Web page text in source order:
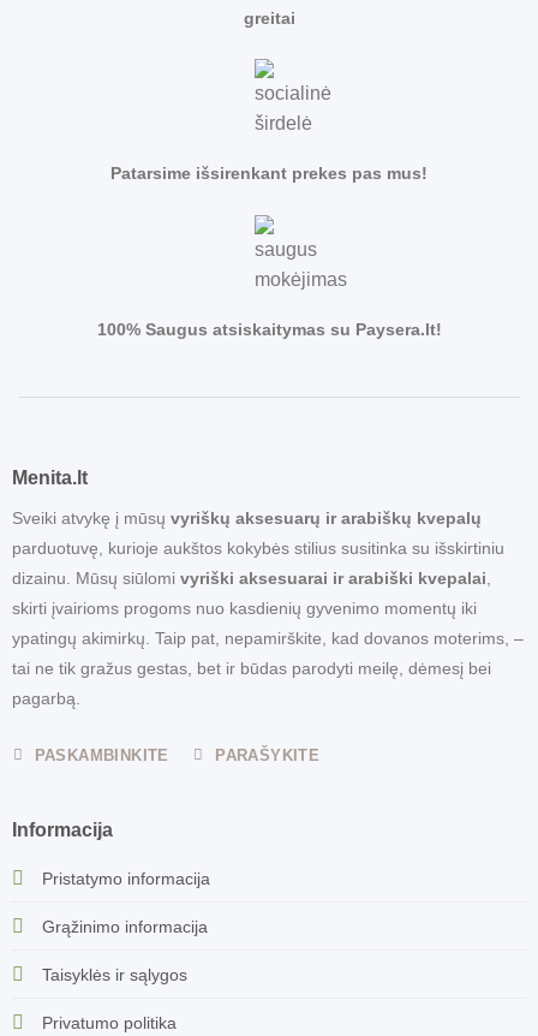
greitai
Patarsime išsirenkant prekes pas mus!
100% Saugus atsiskaitymas su Paysera.lt!
Menita.lt
Sveiki atvykę į mūsų vyriškų aksesuarų ir arabiškų kvepalų
parduotuvę, kurioje aukštos kokybės stilius susitinka su išskirtiniu
dizainu. Mūsų siūlomi vyriški aksesuarai ir arabiški kvepalai
skirti įvairioms progoms nuo kasdienių gyvenimo momentų iki
ypatingų akimirkų. Taip pat, nepamirškite, kad dovanos moterims, –
tai ne tik gražus gestas, bet ir būdas parodyti meilę, dėmesį bei
pagarbą.
PASKAMBINKITE PARAŠYKITE
Informacija
Pristatymo informacija
Grąžinimo informacija
Taisyklės ir sąlygos
Privatumo politika